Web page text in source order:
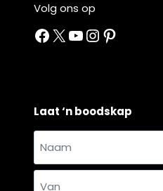
Volg ons op
Facebook
X YouTube
Instagram
Pinterest
Laat ‘n boodskap
Naam